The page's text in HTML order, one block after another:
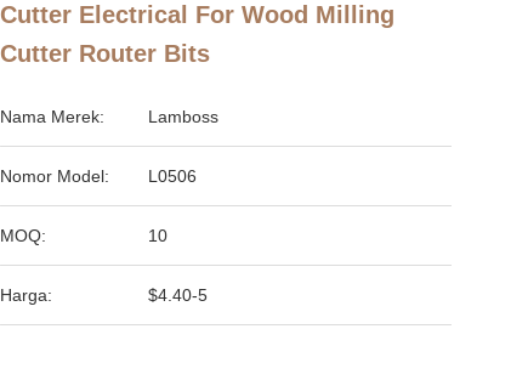
Cutter Electrical For Wood Milling
Cutter Router Bits
Nama Merek: Lamboss
Nomor Model: L0506
MOQ: 10
Harga: $4.40-5